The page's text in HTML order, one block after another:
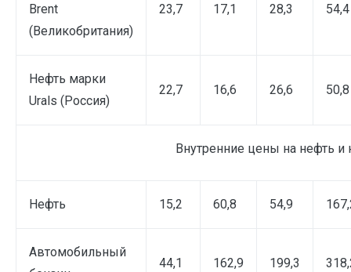
Brent
(Великобритания)
23,7 17,1 28,3 54,4
Нефть марки
Urals (Россия)
22,7 16,6 26,6 50,8
Внутренние цены на нефть и
Нефть 15,2 60,8 54,9
Автомобильный
44,1 162,9 199,3